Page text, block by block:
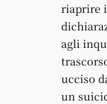
riaprire
agli
ucciso
un